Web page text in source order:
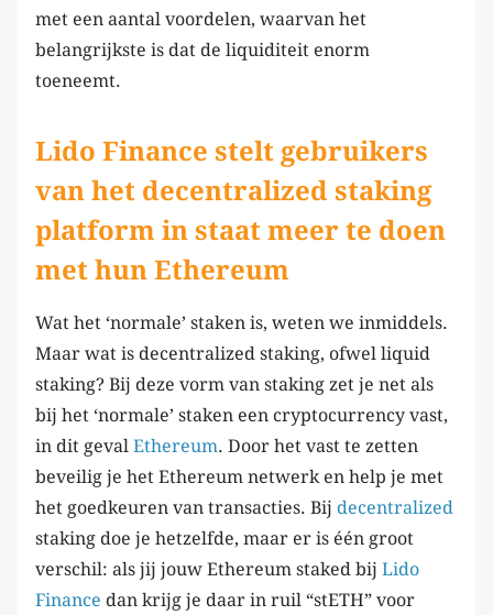
met een aantal voordelen, waarvan het
belangrijkste is dat de liquiditeit enorm
toeneemt.
Lido Finance stelt gebruikers
van het decentralized staking
platform in staat meer te doen
met hun Ethereum
Wat het ‘normale’ staken is, weten we inmiddels.
Maar wat is decentralized staking, ofwel liquid
staking? Bij deze vorm van staking zet je net als
bij het ‘normale’ staken een cryptocurrency vast,
in dit geval Ethereum. Door het vast te zetten
beveilig je het Ethereum netwerk en help je met
het goedkeuren van transacties. Bij decentralized
staking doe je hetzelfde, maar er is één groot
verschil: als jij jouw Ethereum staked bij Lido
Finance dan krijg je daar in ruil “stETH” voor